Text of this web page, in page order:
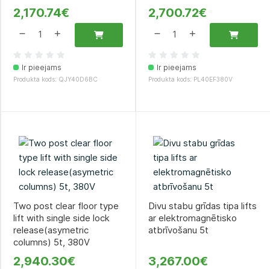
2,170.74€
Ir pieejams
Produkta kods: QJY40D6BC
2,700.72€
Ir pieejams
Produkta kods: PL40EF380V
Two post clear floor type
lift with single side lock
release(asymetric
columns) 5t, 380V
2,940.30€
Divu stabu grīdas tipa lifts
ar elektromagnētisko
atbrīvošanu 5t
3,267.00€